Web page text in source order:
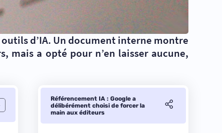
d’IA. Un document interne montre
mais a opté pour n’en laisser aucune,
Référencement IA : Google a
délibérément choisi de forcer la
main aux éditeurs